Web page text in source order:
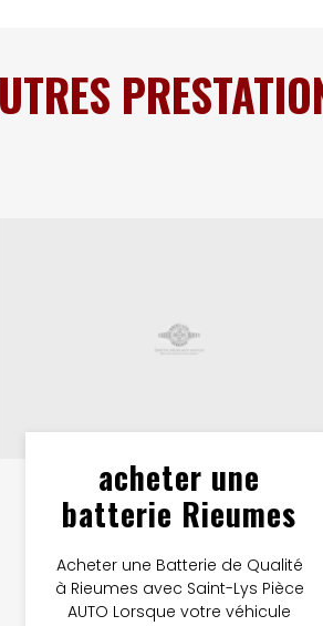
acheter une
batterie Rieumes
Acheter une Batterie de Qualité
à Rieumes avec Saint-Lys Pièce
AUTO Lorsque votre véhicule